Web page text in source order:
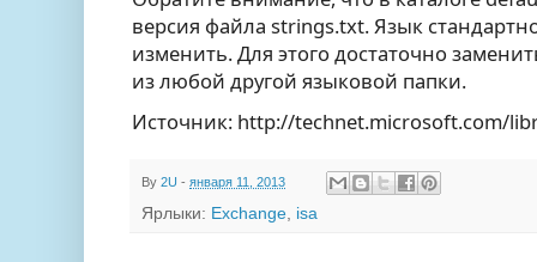
версия файла strings.txt. Язык
изменить. Для этого достаточно
из любой другой языковой папки.
Источник: http://technet.microsoft.com/
By 2U - января 11, 2013
Ярлыки: Exchange, isa